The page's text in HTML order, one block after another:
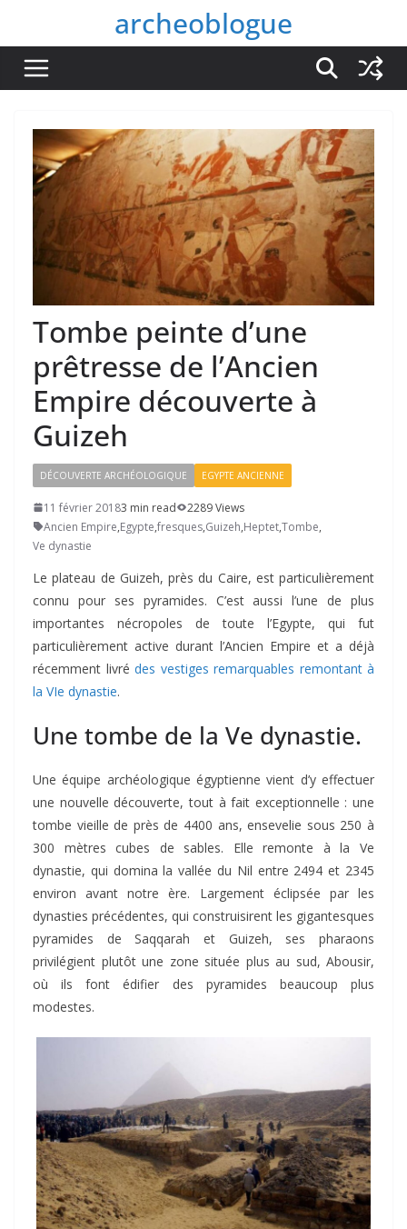
contenu
archeoblogue
Tombe peinte d’une
prêtresse de l’Ancien
Empire découverte à
Guizeh
DÉCOUVERTE ARCHÉOLOGIQUE EGYPTE ANCIENNE
11 février 20183 min read
2289 Views
Ancien Empire,Egypte,fresques,Guizeh,Heptet,Tombe,
Ve dynastie
Le plateau de Guizeh, près du Caire, est particulièrement
connu pour ses pyramides. C’est aussi l’une de plus
importantes nécropoles de toute l’Egypte, qui fut
particulièrement active durant l’Ancien Empire et a déjà
récemment livré des vestiges remarquables remontant à
la VIe dynastie.
Une tombe de la Ve dynastie.
Une équipe archéologique égyptienne vient d’y effectuer
une nouvelle découverte, tout à fait exceptionnelle : une
tombe vieille de près de 4400 ans, ensevelie sous 250 à
300 mètres cubes de sables. Elle remonte à la Ve
dynastie, qui domina la vallée du Nil entre 2494 et 2345
environ avant notre ère. Largement éclipsée par les
dynasties précédentes, qui construisirent les gigantesques
pyramides de Saqqarah et Guizeh, ses pharaons
privilégient plutôt une zone située plus au sud, Abousir,
où ils font édifier des pyramides beaucoup plus
modestes.